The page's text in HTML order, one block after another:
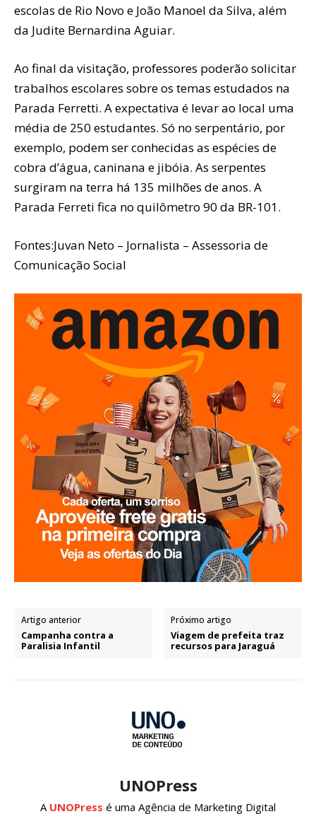
escolas de Rio Novo e João Manoel da Silva, além
da Judite Bernardina Aguiar.
Ao final da visitação, professores poderão solicitar
trabalhos escolares sobre os temas estudados na
Parada Ferretti. A expectativa é levar ao local uma
média de 250 estudantes. Só no serpentário, por
exemplo, podem ser conhecidas as espécies de
cobra d’água, caninana e jibóia. As serpentes
surgiram na terra há 135 milhões de anos. A
Parada Ferreti fica no quilômetro 90 da BR-101.
Fontes:Juvan Neto – Jornalista – Assessoria de
Comunicação Social
Artigo anterior
Campanha contra a
Paralisia Infantil
Próximo artigo
Viagem de prefeita traz
recursos para Jaraguá
UNOPress
A UNOPress é uma Agência de Marketing Digital